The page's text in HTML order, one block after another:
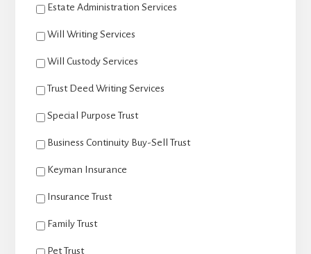
Estate Administration Services
Will Writing Services
Will Custody Services
Trust Deed Writing Services
Special Purpose Trust
Business Continuity Buy-Sell Trust
Keyman Insurance
Insurance Trust
Family Trust
Pet Trust